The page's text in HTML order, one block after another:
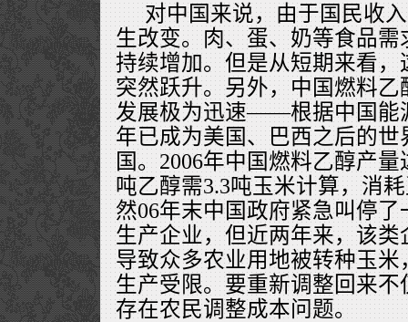
对中国来说，由于国民收
生改变。肉、蛋、奶等食品
持续增加。但是从短期来看
突然跃升。另外，中国燃料
发展极为迅速——根据中国能
年已成为美国、巴西之后的
国。2006年中国燃料乙醇产
吨乙醇需3.3吨玉米计算，消
然06年末中国政府紧急叫停
生产企业，但近两年来，该
导致众多农业用地被转种玉
生产受限。要重新调整回来
存在农民调整成本问题。